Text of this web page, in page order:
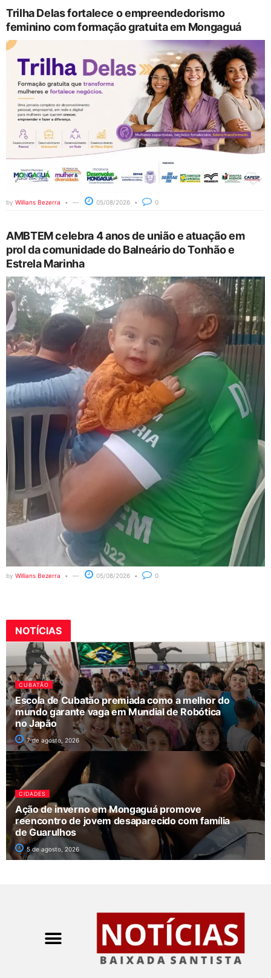
Trilha Delas fortalece o empreendedorismo
feminino com formação gratuita em Mongaguá
by Willians Bezerra 05/08/2026 0
AMBTEM celebra 4 anos de união e atuação em
prol da comunidade do Balneário do Tonhão e
Estrela Marinha
by Willians Bezerra 05/08/2026 0
NOTÍCIAS
CUBATÃO
Escola de Cubatão premiada como a melhor do
mundo garante vaga em Mundial de Robótica
no Japão
7 de agosto, 2026
CIDADES
Ação de inverno em Mongaguá promove
reencontro de jovem desaparecido com família
de Guarulhos
5 de agosto, 2026